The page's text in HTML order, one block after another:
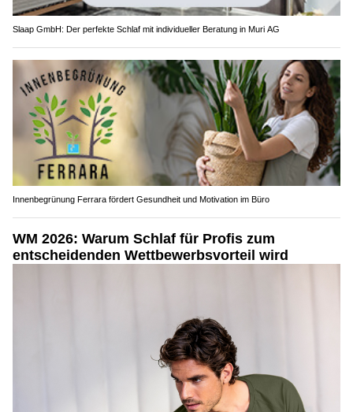
Slaap GmbH: Der perfekte Schlaf mit individueller Beratung in Muri AG
Innenbegrünung Ferrara fördert Gesundheit und Motivation im Büro
WM 2026: Warum Schlaf für Profis zum
entscheidenden Wettbewerbsvorteil wird